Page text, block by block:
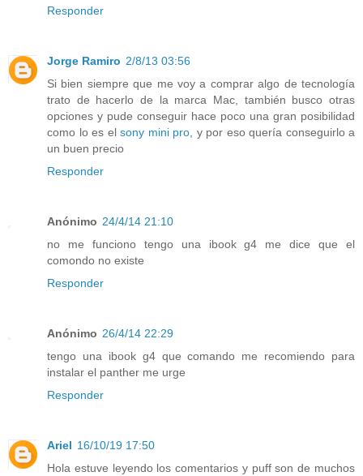
Responder
Jorge Ramiro 2/8/13 03:56
Si bien siempre que me voy a comprar algo de tecnología
trato de hacerlo de la marca Mac, también busco otras
opciones y pude conseguir hace poco una gran posibilidad
como lo es el sony mini pro , y por eso quería conseguirlo a
un buen precio
Responder
Anónimo 24/4/14 21:10
no me funciono tengo una ibook g4 me dice que el
comondo no existe
Responder
Anónimo 26/4/14 22:29
tengo una ibook g4 que comando me recomiendo para
instalar el panther me urge
Responder
Ariel 16/10/19 17:50
Hola estuve leyendo los comentarios y puff son de muchos